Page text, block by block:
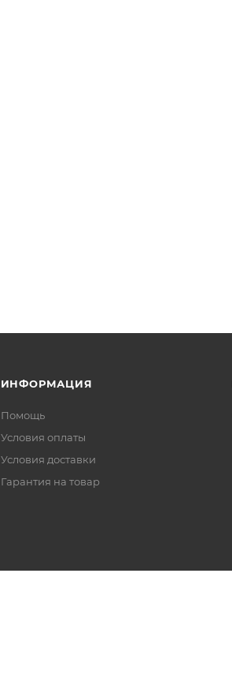
ИНФОРМАЦИЯ
Помощь
Условия оплаты
Условия доставки
Гарантия на товар